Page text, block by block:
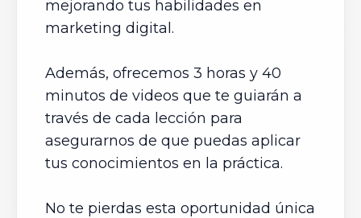
mejorando tus habilidades en
marketing digital.
Además, ofrecemos 3 horas y 40
minutos de videos que te guiarán a
través de cada lección para
asegurarnos de que puedas aplicar
tus conocimientos en la práctica.
No te pierdas esta oportunidad única